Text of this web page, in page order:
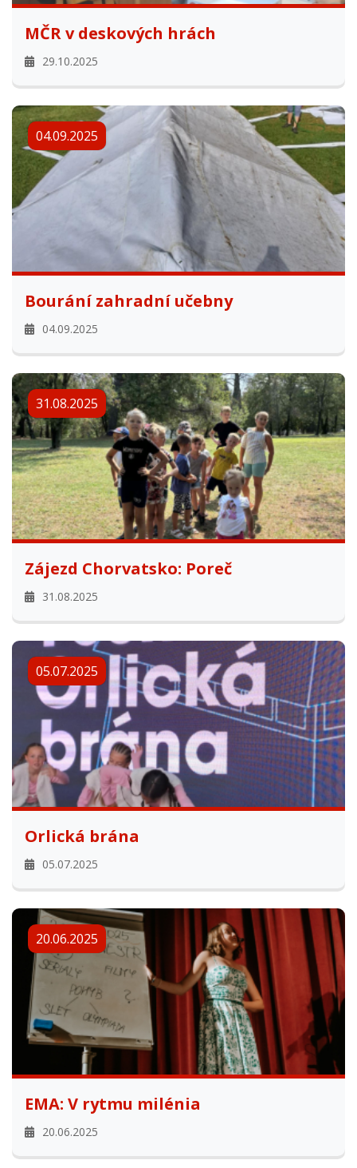
MČR v deskových hrách
29.10.2025
04.09.2025
Bourání zahradní učebny
04.09.2025
31.08.2025
Zájezd Chorvatsko: Poreč
31.08.2025
05.07.2025
Orlická brána
05.07.2025
20.06.2025
EMA: V rytmu milénia
20.06.2025